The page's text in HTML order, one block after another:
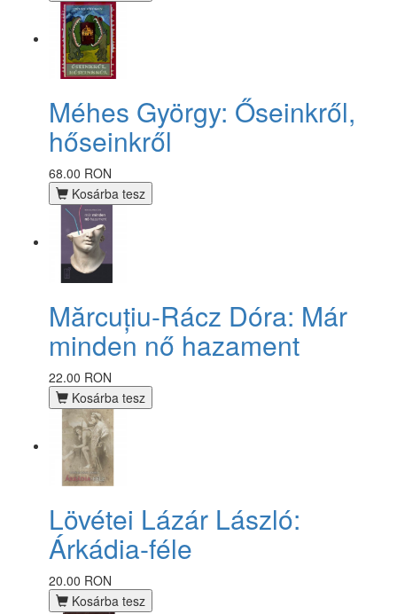
Méhes György: Őseinkről,
hőseinkről
68.00 RON
Kosárba tesz
Mărcuțiu-Rácz Dóra: Már
minden nő hazament
22.00 RON
Kosárba tesz
Lövétei Lázár László:
Árkádia-féle
20.00 RON
Kosárba tesz